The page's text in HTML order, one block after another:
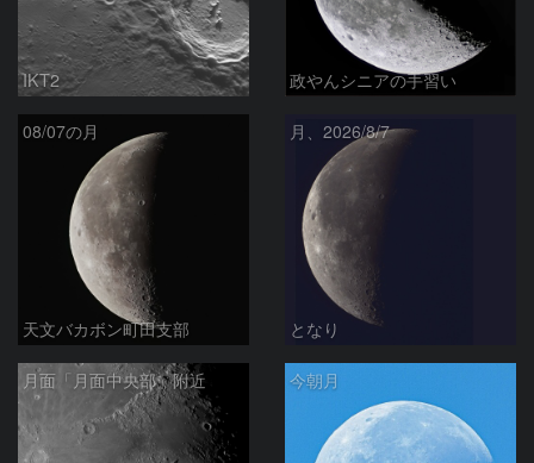
IKT2 政やんシニアの手習い
08/07の月
天文バカボン町田支部
月、2026/8/7
となり
月面「月面中央部」附近 今朝月